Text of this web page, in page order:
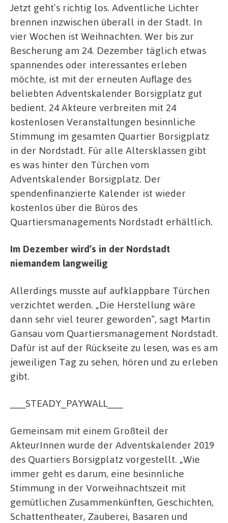
Jetzt geht’s richtig los. Adventliche Lichter
brennen inzwischen überall in der Stadt. In
vier Wochen ist Weihnachten. Wer bis zur
Bescherung am 24. Dezember täglich etwas
spannendes oder interessantes erleben
möchte, ist mit der erneuten Auflage des
beliebten Adventskalender Borsigplatz gut
bedient. 24 Akteure verbreiten mit 24
kostenlosen Veranstaltungen besinnliche
Stimmung im gesamten Quartier Borsigplatz
in der Nordstadt. Für alle Altersklassen gibt
es was hinter den Türchen vom
Adventskalender Borsigplatz. Der
spendenfinanzierte Kalender ist wieder
kostenlos über die Büros des
Quartiersmanagements Nordstadt erhältlich.
Im Dezember wird’s in der Nordstadt
niemandem langweilig
Allerdings musste auf aufklappbare Türchen
verzichtet werden. „Die Herstellung wäre
dann sehr viel teurer geworden“, sagt Martin
Gansau vom Quartiersmanagement Nordstadt.
Dafür ist auf der Rückseite zu lesen, was es am
jeweiligen Tag zu sehen, hören und zu erleben
gibt.
___STEADY_PAYWALL___
Gemeinsam mit einem Großteil der
AkteurInnen wurde der Adventskalender 2019
des Quartiers Borsigplatz vorgestellt. „Wie
immer geht es darum, eine besinnliche
Stimmung in der Vorweihnachtszeit mit
gemütlichen Zusammenkünften, Geschichten,
Schattentheater, Zauberei, Basaren und